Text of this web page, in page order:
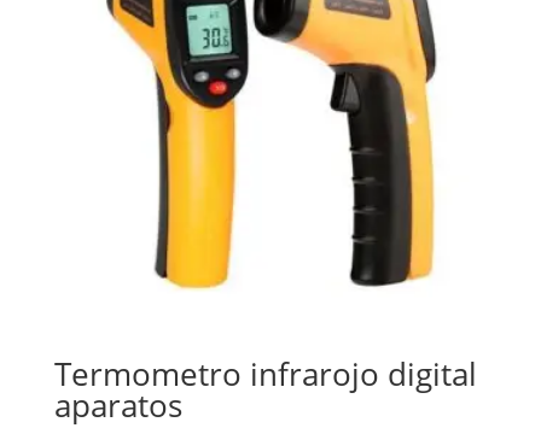
Termometro infrarojo digital
aparatos